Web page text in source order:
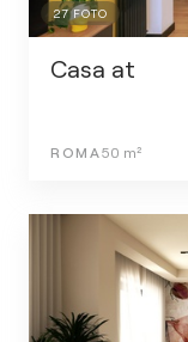
27FOTO
Casa at
ROMA 50 m²